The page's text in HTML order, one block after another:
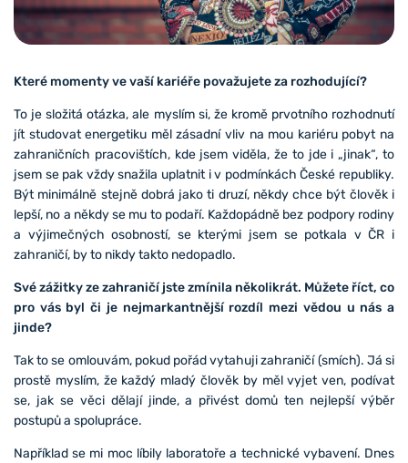
Které momenty ve vaší kariéře považujete za rozhodující?
To je složitá otázka, ale myslím si, že kromě prvotního rozhodnutí
jít studovat energetiku měl zásadní vliv na mou kariéru pobyt na
zahraničních pracovištích, kde jsem viděla, že to jde i „jinak“, to
jsem se pak vždy snažila uplatnit i v podmínkách České republiky.
Být minimálně stejně dobrá jako ti druzí, někdy chce být člověk i
lepší, no a někdy se mu to podaří. Každopádně bez podpory rodiny
a výjimečných osobností, se kterými jsem se potkala v ČR i
zahraničí, by to nikdy takto nedopadlo.
Své zážitky ze zahraničí jste zmínila několikrát. Můžete říct, co
pro vás byl či je nejmarkantnější rozdíl mezi vědou u nás a
jinde?
Tak to se omlouvám, pokud pořád vytahuji zahraničí (smích). Já si
prostě myslím, že každý mladý člověk by měl vyjet ven, podívat
se, jak se věci dělají jinde, a přivést domů ten nejlepší výběr
postupů a spolupráce.
Například se mi moc líbily laboratoře a technické vybavení. Dnes